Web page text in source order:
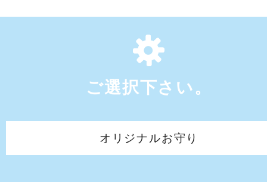
ご選択下さい。
オリジナルお守り